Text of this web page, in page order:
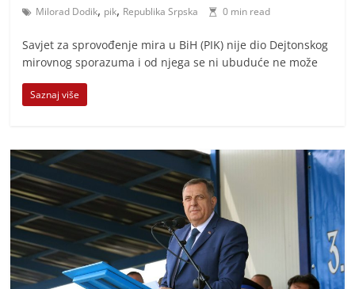
t
Milorad Dodik, pik, Republika Srpska 0 min read
Savjet za sprovođenje mira u BiH (PIK) nije dio Dejtonskog
mirovnog sporazuma i od njega se ni ubuduće ne može
Saznaj više